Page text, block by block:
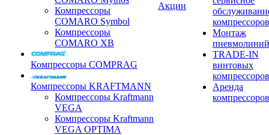
Компрессоры
COMARO Symbol
Компрессоры
COMARO XB
Компрессоры COMPRAG
Компрессоры KRAFTMANN
Компрессоры Kraftmann
VEGA
Компрессоры Kraftmann
VEGA OPTIMA
Акции
компрессоров
Монтаж
пневмолиний
TRADE-IN
винтовых
компрессоров
Аренда
компрессоров